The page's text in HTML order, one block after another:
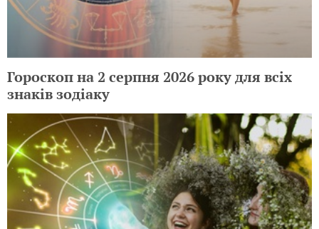
Гороскоп на 2 серпня 2026 року для всіх
знаків зодіаку